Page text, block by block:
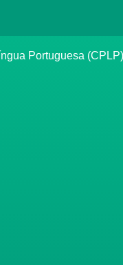
Portuguesa (CPLP)